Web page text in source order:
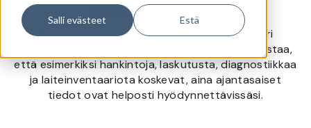
Salli evästeet Estä
Miten se toimii?
3ConnectIT-lisäpalvelun avulla voit tuoda eri
järjestelmissä sijaitsevat tiedot yhteen ja varmistaa,
että esimerkiksi hankintoja, laskutusta, diagnostiikkaa
ja laiteinventaariota koskevat, aina ajantasaiset
tiedot ovat helposti hyödynnettävissäsi.